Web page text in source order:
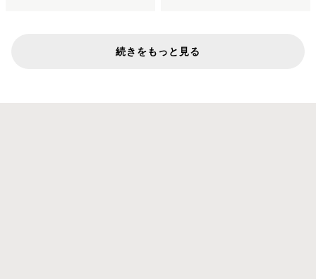
続きをもっと見る